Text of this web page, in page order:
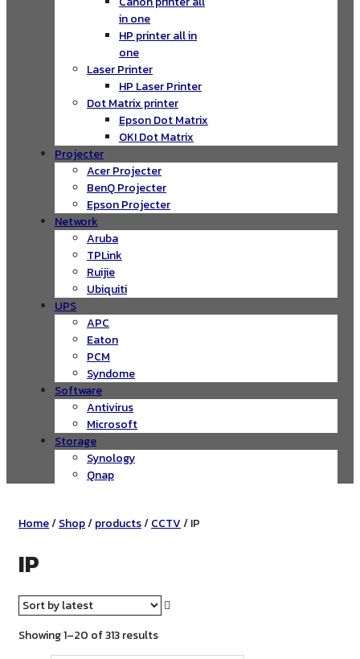
in one
HP printer all in
one
Laser Printer
HP Laser Printer
Dot Matrix printer
Epson Dot Matrix
OKI Dot Matrix
Projecter
Acer Projecter
BenQ Projecter
Epson Projecter
Network
Aruba
TPLink
Ruijie
Ubiquiti
UPS
APC
Eaton
PCM
Syndome
Software
Antivirus
Microsoft
Storage
Synology
Qnap
Home/Shop/products/CCTV/ IP
IP
Showing 1–20 of 313 resultsSorted
by